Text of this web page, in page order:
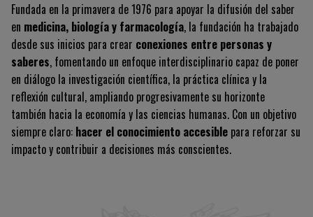
Fundada en la primavera de 1976 para apoyar la difusión del saber
en medicina, biología y farmacología, la fundación ha trabajado
desde sus inicios para crear conexiones entre personas y
saberes, fomentando un enfoque interdisciplinario capaz de poner
en diálogo la investigación científica, la práctica clínica y la
reflexión cultural, ampliando progresivamente su horizonte
también hacia la economía y las ciencias humanas. Con un objetivo
siempre claro: hacer el conocimiento accesible para reforzar su
impacto y contribuir a decisiones más conscientes.